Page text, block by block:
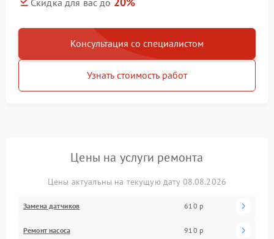
Консультация со специалистом
Узнать стоимость работ
Цены на услуги ремонта
Цены актуальны на текущую дату 08.08.2026
Замена датчиков 610 р
Ремонт насоса 910 р